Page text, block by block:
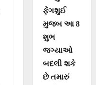
ફેંગશુઈ
મુજબ આ 8
શુભ
જગ્યાઓ
બદલી શકે
છે તમારું